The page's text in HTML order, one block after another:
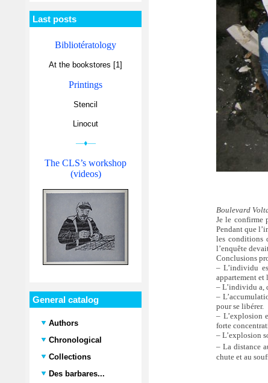
Last posts
Bibliotératology
At the bookstores [1]
Printings
Stencil
Linocut
—♦—
The CLS’s workshop
(videos)
General catalog
Authors
Chronological
Collections
Des barbares...
Boulevard
Je le confirme
Pendant que
les conditions
l’enquête
Conclusions
– L’individu
appartement et
– L’individu a,
–
pour se libérer.
– L’explosion
forte
– L’explosion
– La distance
chute et au